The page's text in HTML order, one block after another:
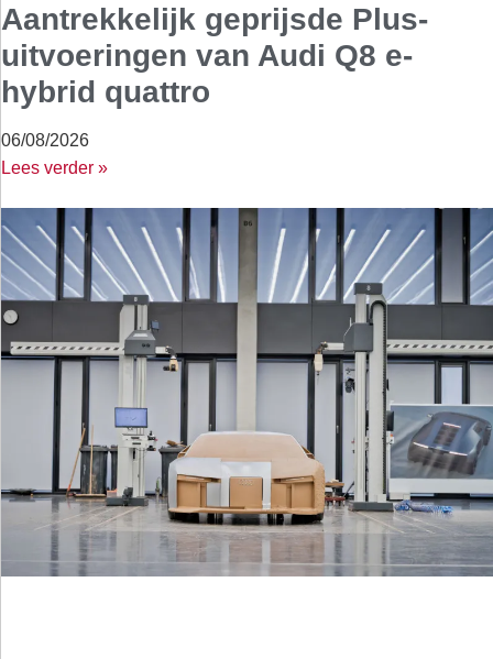
Aantrekkelijk geprijsde Plus-
uitvoeringen van Audi Q8 e-
hybrid quattro
06/08/2026
Lees verder »